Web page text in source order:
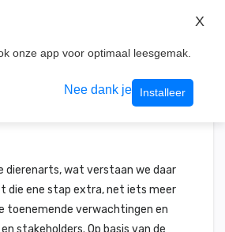
dierenarts, wat verstaan we daar
die ene stap extra, net iets meer
toenemende verwachtingen en
stakeholders. Op basis van de
onze app voor optimaal leesgemak.
Nee dank je Installeer
X